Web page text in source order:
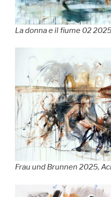
La donna e il fiume 02
Frau und Brunnen 2025,